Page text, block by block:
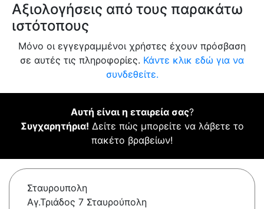
Αξιολογήσεις από τους παρακάτω
ιστότοπους
Μόνο οι εγγεγραμμένοι χρήστες έχουν πρόσβαση
σε αυτές τις πληροφορίες. Κάντε κλικ εδώ για να
συνδεθείτε.
Αυτή είναι η εταιρεία σας?
Συγχαρητήρια! Δείτε πώς μπορείτε να λάβετε το
πακέτο βραβείων!
Σταυρουπολη
Αγ.Τριάδος 7 Σταυρούπολη